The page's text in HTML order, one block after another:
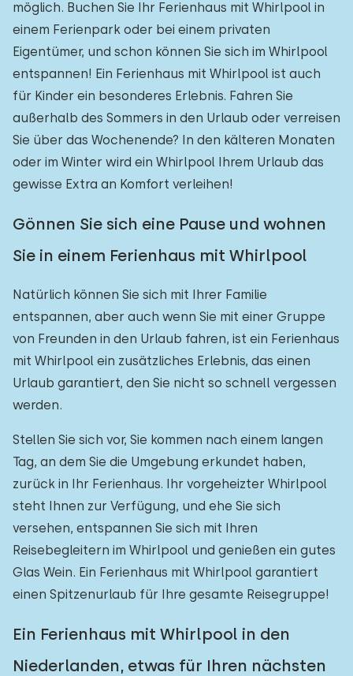
möglich. Buchen Sie Ihr Ferienhaus mit Whirlpool in
einem Ferienpark oder bei einem privaten
Eigentümer, und schon können Sie sich im Whirlpool
entspannen! Ein Ferienhaus mit Whirlpool ist auch
für Kinder ein besonderes Erlebnis. Fahren Sie
außerhalb des Sommers in den Urlaub oder verreisen
Sie über das Wochenende? In den kälteren Monaten
oder im Winter wird ein Whirlpool Ihrem Urlaub das
gewisse Extra an Komfort verleihen!
Gönnen Sie sich eine Pause und wohnen
Sie in einem Ferienhaus mit Whirlpool
Natürlich können Sie sich mit Ihrer Familie
entspannen, aber auch wenn Sie mit einer Gruppe
von Freunden in den Urlaub fahren, ist ein Ferienhaus
mit Whirlpool ein zusätzliches Erlebnis, das einen
Urlaub garantiert, den Sie nicht so schnell vergessen
werden.
Stellen Sie sich vor, Sie kommen nach einem langen
Tag, an dem Sie die Umgebung erkundet haben,
zurück in Ihr Ferienhaus. Ihr vorgeheizter Whirlpool
steht Ihnen zur Verfügung, und ehe Sie sich
versehen, entspannen Sie sich mit Ihren
Reisebegleitern im Whirlpool und genießen ein gutes
Glas Wein. Ein Ferienhaus mit Whirlpool garantiert
einen Spitzenurlaub für Ihre gesamte Reisegruppe!
Ein Ferienhaus mit Whirlpool in den
Niederlanden, etwas für Ihren nächsten